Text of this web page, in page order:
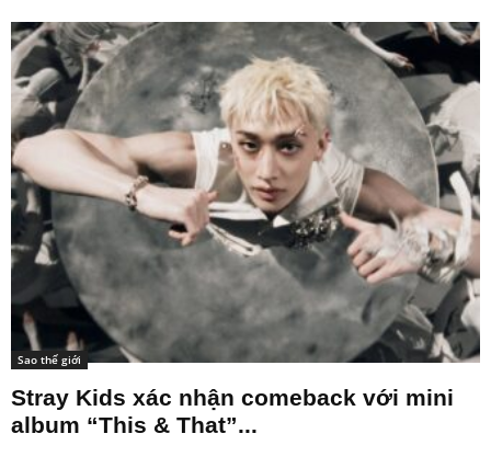
Sao thế giới
Stray Kids xác nhận comeback với mini
album “This & That”...